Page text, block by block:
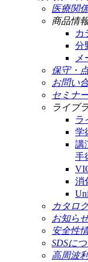
医療関
商品情
カ
分
保守・
お問い
セミナ
ライブ
ラ
学
講
手
消
カタロ
お知ら
安全性
SDSに
高周波